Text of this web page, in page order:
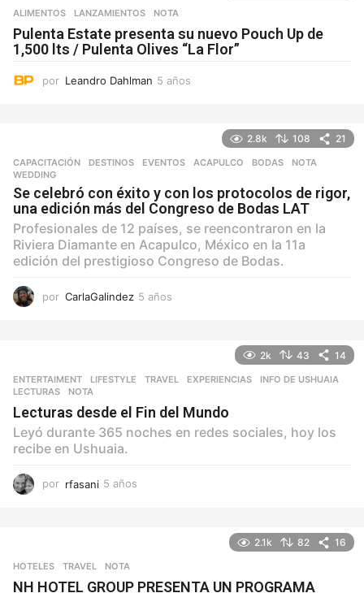
ALIMENTOS ,LANZAMIENTOS NOTA
Pulenta Estate presenta su nuevo Pouch Up de
1,500 lts / Pulenta Olives “La Flor”
por Leandro Dahlman 5 años
2.8k 108 21
CAPACITACIÓN ,DESTINOS ,EVENTOS ACAPULCO ,BODAS ,NOTA
WEDDING
Se celebró con éxito y con los protocolos de rigor,
una edición más del Congreso de Bodas LAT
Profesionales de 12 países, se reencontraron en la
Riviera Diamante en Acapulco, México en la 11a
edición del prestigioso Congreso de Bodas.
por CarlaGalindez 5 años
2k 43 14
ENTERTAIMENT ,LIFESTYLE ,TRAVEL EXPERIENCIAS ,INFO DE USHUAIA
LECTURAS
,NOTA
Lecturas desde el Fin del Mundo
Leyó durante 365 noches en redes sociales, hoy los
recibe en Ushuaia.
por rfasani 5 años
2.1k 82 16
HOTELES ,TRAVEL NOTA
NH HOTEL GROUP PRESENTA UN PROGRAMA